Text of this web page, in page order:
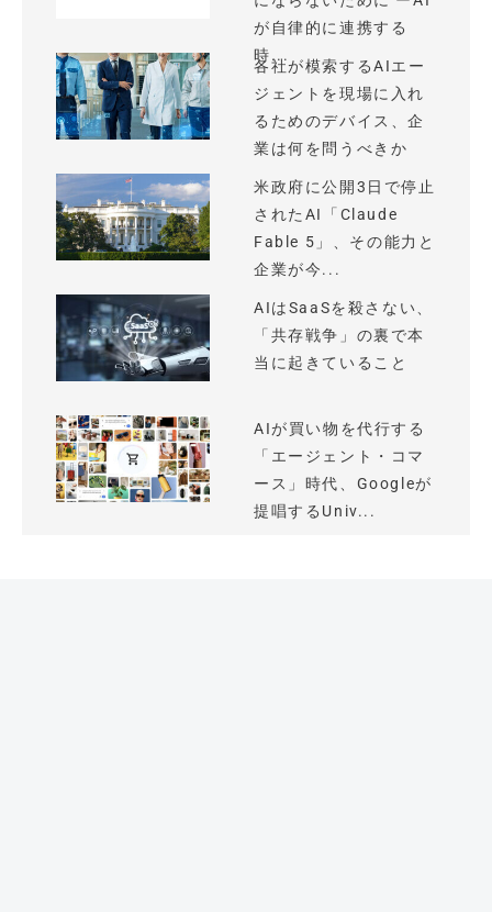
が自律的に連携する
時...
各社が模索するAIエー
ジェントを現場に入れ
るためのデバイス、企
業は何を問うべきか
米政府に公開3日で停止
されたAI「Claude
Fable 5」、その能力と
企業が今...
AIはSaaSを殺さない、
「共存戦争」の裏で本
当に起きていること
AIが買い物を代行する
「エージェント・コマ
ース」時代、Googleが
提唱するUniv...